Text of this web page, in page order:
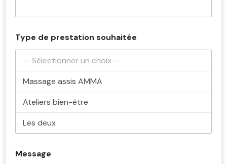
e
t
N
m
Type de prestation souhaitée
Message